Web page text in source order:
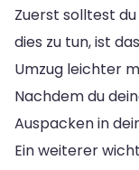
Zuerst solltest
dies zu tun, ist
Umzug leichter
Nachdem du
Auspacken in
Ein weiterer